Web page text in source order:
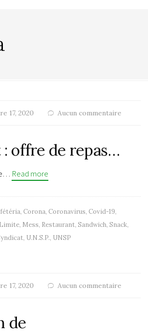
17, 2020 Aucun commentaire
: offre de repas…
Read more
, Corona, Coronavirus, Covid-19,
Limite, Mess, Restaurant, Sandwich, Snack,
, U.N.S.P., UNSP
17, 2020 Aucun commentaire
de